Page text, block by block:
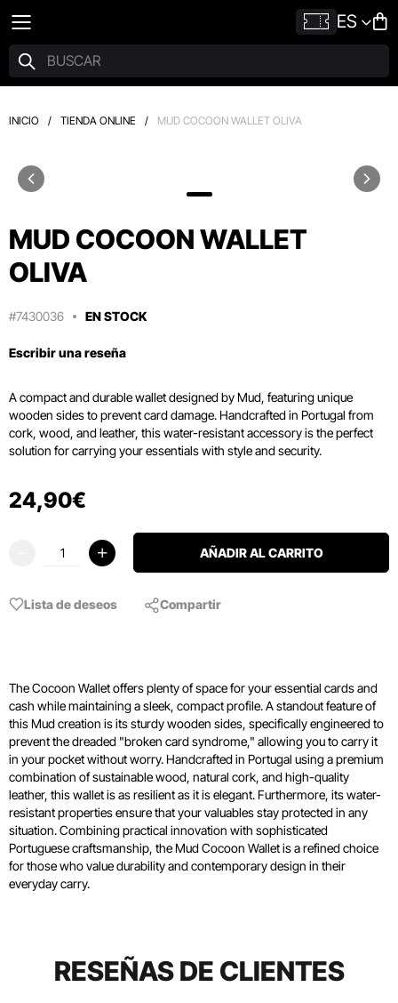
ES
INICIO / TIENDA ONLINE / MUD COCOON WALLET OLIVA
MUD COCOON WALLET
OLIVA
#7430036 EN STOCK
Escribir una reseña
A compact and durable wallet designed by Mud, featuring unique
wooden sides to prevent card damage. Handcrafted in Portugal from
cork, wood, and leather, this water-resistant accessory is the perfect
solution for carrying your essentials with style and security.
24,90€
AÑADIR AL CARRITO
Lista de deseos Compartir
The Cocoon Wallet offers plenty of space for your essential cards and
cash while maintaining a sleek, compact profile. A standout feature of
this Mud creation is its sturdy wooden sides, specifically engineered to
prevent the dreaded "broken card syndrome," allowing you to carry it
in your pocket without worry. Handcrafted in Portugal using a premium
combination of sustainable wood, natural cork, and high-quality
leather, this wallet is as resilient as it is elegant. Furthermore, its water-
resistant properties ensure that your valuables stay protected in any
situation. Combining practical innovation with sophisticated
Portuguese craftsmanship, the Mud Cocoon Wallet is a refined choice
for those who value durability and contemporary design in their
everyday carry.
RESEÑAS DE CLIENTES